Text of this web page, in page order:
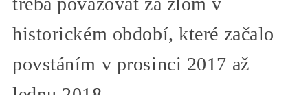
historickém období, které začalo
povstáním v prosinci 2017 až